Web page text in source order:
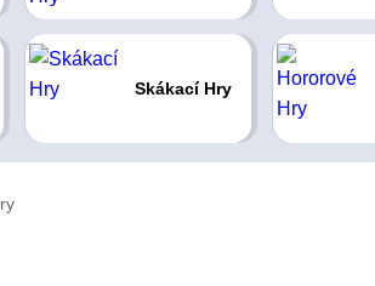
Skákací Hry